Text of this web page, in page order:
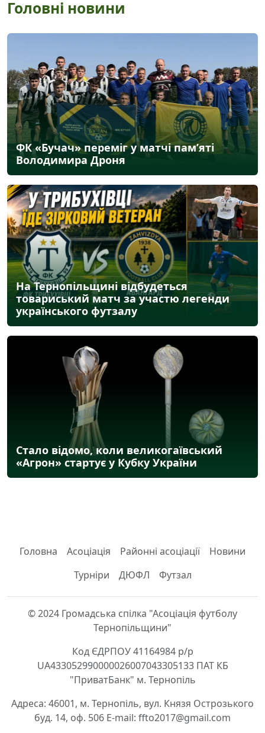
Головні новини
ФК «Бучач» переміг у матчі пам’яті
Володимира Дроня
На Тернопільщині відбудеться
товариський матч за участю легенди
українського футзалу
Стало відомо, коли великогаївський
«Агрон» стартує у Кубку України
Головна Асоціація Районні асоціації
Новини
Турніри
ДЮФЛ Футзал
© 2024 Громадська спілка "Асоціація футболу
Тернопільщини"
Код ЄДРПОУ 41164984 р/р
UA433052990000026007043305133 ПАТ КБ
"ПриватБанк" м. Тернопіль
Адреса: 46001, м. Тернопіль, вул. Князя Острозького
буд. 14, оф. 506 E-mail: ffto2017@gmail.com